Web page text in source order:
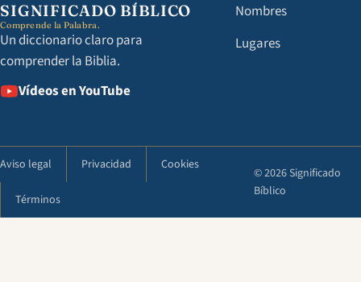
SIGNIFICADO BÍBLICO
Comprende la Palabra.
Un diccionario claro para
comprender la Biblia.
Vídeos en YouTube
Nombres
Lugares
Aviso legal Privacidad Cookies
Términos
© 2026 Significado
Bíblico